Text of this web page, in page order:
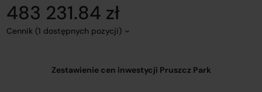
483 231.84 zł
Cennik (1 dostępnych pozycji)
Zestawienie cen inwestycji Pruszcz Park